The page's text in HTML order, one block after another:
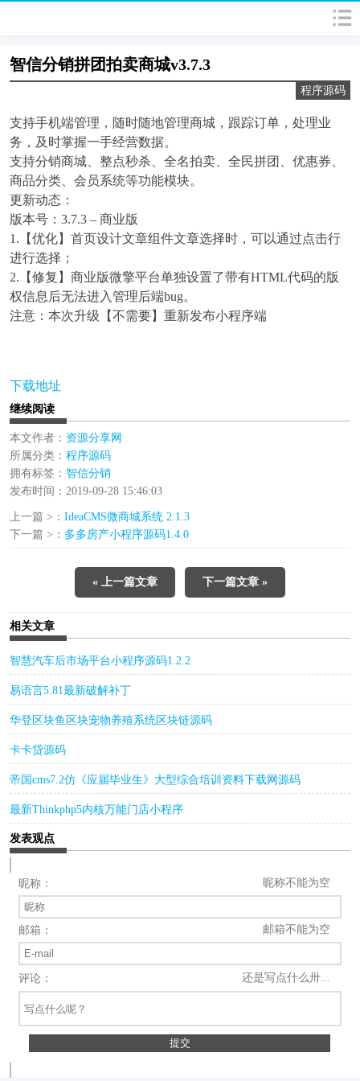
智信分销拼团拍卖商城v3.7.3
程序源码
支持手机端管理，随时随地管理商城，跟踪订单，处理业
务，及时掌握一手经营数据。
支持分销商城、整点秒杀、全名拍卖、全民拼团、优惠券、
商品分类、会员系统等功能模块。
更新动态：
版本号：3.7.3 – 商业版
1.【优化】首页设计文章组件文章选择时，可以通过点击行
进行选择；
2.【修复】商业版微擎平台单独设置了带有HTML代码的版
权信息后无法进入管理后端bug。
注意：本次升级【不需要】重新发布小程序端
下载地址
继续阅读
本文作者： 资源分享网
所属分类： 程序源码
拥有标签： 智信分销
发布时间：2019-09-28 15:46:03
上一篇 >： IdeaCMS微商城系统 2.1.3
下一篇 >： 多多房产小程序源码1.4.0
« 上一篇文章 下一篇文章 »
相关文章
智慧汽车后市场平台小程序源码1.2.2
易语言5.81最新破解补丁
华登区块鱼区块宠物养殖系统区块链源码
卡卡贷源码
帝国cms7.2仿《应届毕业生》大型综合培训资料下载网源码
最新Thinkphp5内核万能门店小程序
发表观点
昵称： 昵称不能为空
邮箱： 邮箱不能为空
评论： 还是写点什么卅...